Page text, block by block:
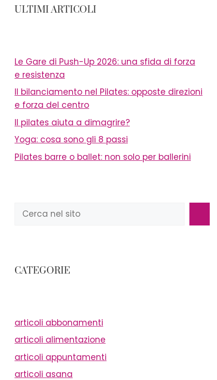
ULTIMI ARTICOLI
Le Gare di Push-Up 2026: una sfida di forza
e resistenza
Il bilanciamento nel Pilates: opposte direzioni
e forza del centro
Il pilates aiuta a dimagrire?
Yoga: cosa sono gli 8 passi
Pilates barre o ballet: non solo per ballerini
Cerca
CATEGORIE
articoli abbonamenti
articoli alimentazione
articoli appuntamenti
articoli asana